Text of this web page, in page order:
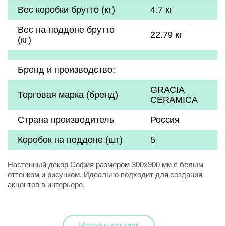
Вес коробки брутто (кг)
4.7 кг
Вес на поддоне брутто
(кг)
22.79 кг
Бренд и производство:
Торговая марка (бренд)
GRACIA
CERAMICA
Страна производитель
Россия
Коробок на поддоне (шт)
5
Настенный декор София размером 300x900 мм с белым
оттенком и рисунком. Идеально подходит для создания
акцентов в интерьере.